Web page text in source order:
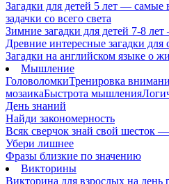
Загадки для детей 5 лет — самые
задачки со всего света
Зимние загадки для детей 7-8
Древние интересные загадки
Загадки на английском языке о
Мышление
ГоловоломкиТренировка
мозаикаБыстрота мышления
День знаний
Найди закономерность
Всяк сверчок знай свой шесток
Убери лишнее
Фразы близкие по значению
Викторины
Викторина для взрослых на день